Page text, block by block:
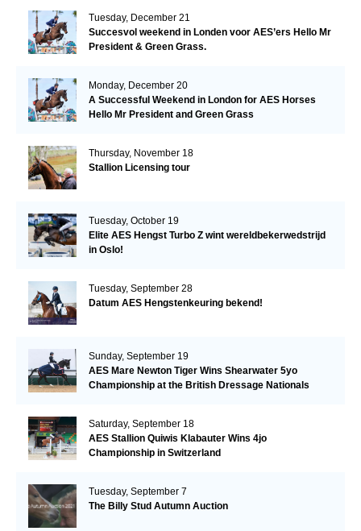
Tuesday, December 21
Succesvol weekend in Londen voor AES’ers Hello Mr
President & Green Grass.
Monday, December 20
A Successful Weekend in London for AES Horses
Hello Mr President and Green Grass
Thursday, November 18
Stallion Licensing tour
Tuesday, October 19
Elite AES Hengst Turbo Z wint wereldbekerwedstrijd
in Oslo!
Tuesday, September 28
Datum AES Hengstenkeuring bekend!
Sunday, September 19
AES Mare Newton Tiger Wins Shearwater 5yo
Championship at the British Dressage Nationals
Saturday, September 18
AES Stallion Quiwis Klabauter Wins 4jo
Championship in Switzerland
Tuesday, September 7
The Billy Stud Autumn Auction